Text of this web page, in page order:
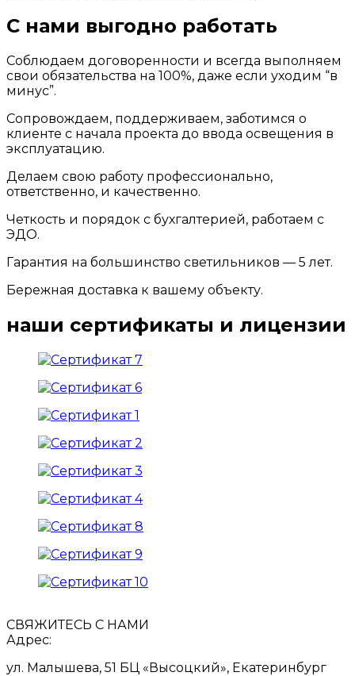
С нами выгодно работать
Соблюдаем договоренности и всегда выполняем
свои обязательства на 100%, даже если уходим “в
минус”.
Сопровождаем, поддерживаем, заботимся о
клиенте с начала проекта до ввода освещения в
эксплуатацию.
Делаем свою работу профессионально,
ответственно, и качественно.
Четкость и порядок с бухгалтерией, работаем с
ЭДО.
Гарантия на большинство светильников — 5 лет.
Бережная доставка к вашему объекту.
наши сертификаты и лицензии
СВЯЖИТЕСЬ С НАМИ
Адрес:
ул. Малышева, 51 БЦ «Высоцкий», Екатеринбург